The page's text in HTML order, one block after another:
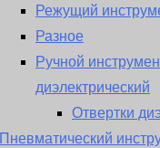
Режущий
Разное
Ручной
диэлектрический
Отвертки
Пневматический